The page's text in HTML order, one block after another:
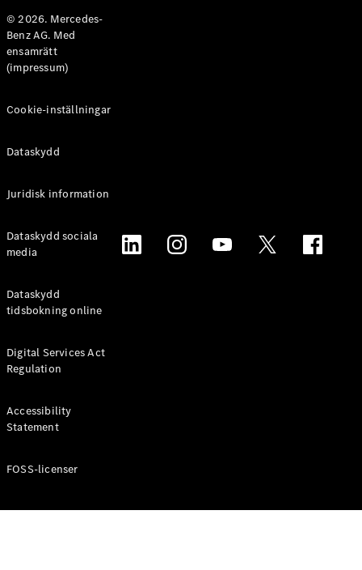
Store
Familjebilar / Camping van
Alla
EQV
V-Klass
Marco Polo
Horizon
Konfigurator
Mercedes-
Transportbilar
© 2026. Mercedes-
Benz AG. Med
ensamrätt
(impressum)
Cookie-inställningar
Dataskydd
Juridisk information
Dataskydd sociala
media
Dataskydd
tidsbokning online
Digital Services Act
Regulation
Accessibility
Statement
FOSS-licenser